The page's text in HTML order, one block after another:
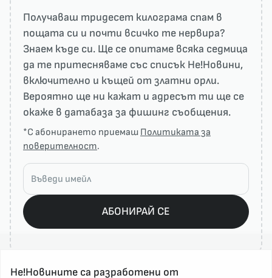
Получаваш тридесет килограма спам в
пощата си и почти всичко те нервира?
Знаем къде си. Ще се опитаме всяка седмица
да те притесняваме със списък He!Новини,
включително и къщей от златни орли.
Вероятно ще ни кажат и адресът ти ще се
окаже в датабаза за фишинг съобщения.
*С абонирането приемаш Политиката за
поверителност.
АБОНИРАЙ СЕ
Не!Новините са разработени от